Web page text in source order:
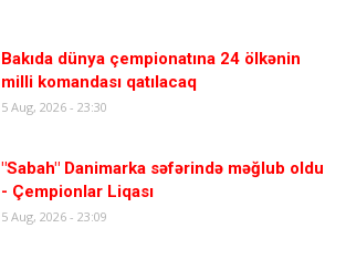
Bakıda dünya çempionatına 24 ölkənin
milli komandası qatılacaq
5 Aug, 2026 - 23:30
"Sabah" Danimarka səfərində məğlub oldu
- Çempionlar Liqası
5 Aug, 2026 - 23:09